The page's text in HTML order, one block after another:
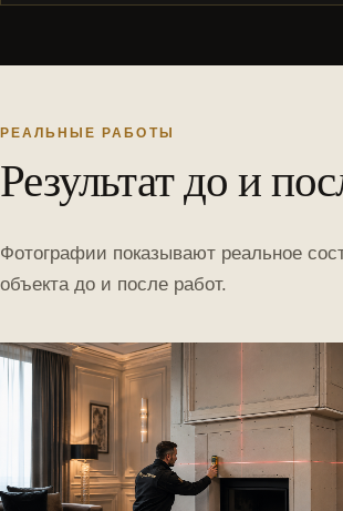
РЕАЛЬНЫЕ РАБОТЫ
Результат до и
Фотографии показывают реальное
объекта до и после работ.